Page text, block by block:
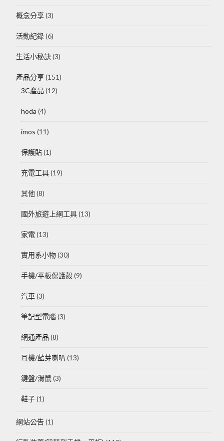
概念分享(3)
活動紀錄(6)
生活小秘訣(3)
產品分享(151)
3C產品 (12)
hoda (4)
imos (11)
保護貼(1)
充電工具(19)
其他 (8)
國外旅遊上網工具(13)
家電 (13)
實用系小物(30)
手機/平板保護殼(9)
汽車 (3)
筆記型電腦(3)
網通產品 (8)
耳機/藍芽喇叭 (13)
鍵盤/滑鼠 (3)
鞋子(1)
網站公告(1)